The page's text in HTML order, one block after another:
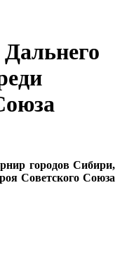
городов Сибири,
Советского Союза